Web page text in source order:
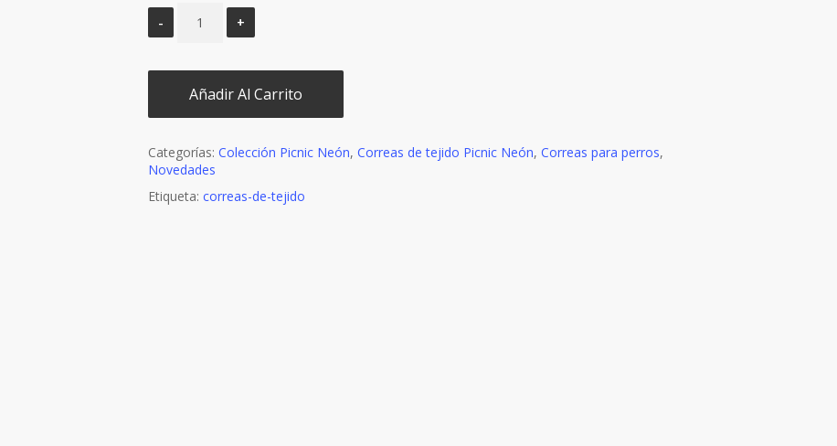
Añadir Al Carrito
Categorías: Colección Picnic Neón, Correas de tejido Picnic Neón, Correas para perros,
Novedades
Etiqueta: correas-de-tejido